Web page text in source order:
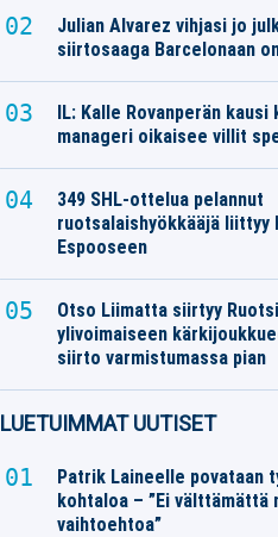
Julian Alvarez vihjasi jo
siirtosaaga Barcelonaan
IL: Kalle Rovanperän kausi
manageri oikaisee villit
349 SHL-ottelua pelannut
ruotsalaishyökkääjä liittyy
Espooseen
Otso Liimatta siirtyy
ylivoimaiseen
siirto varmistumassa pian
LUETUIMMAT UUTISET
Patrik Laineelle povataan
kohtaloa – ”Ei välttämättä
vaihtoehtoa”